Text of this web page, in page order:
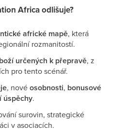
Africa odlišuje?
africké mapě, která
rozmanitostí.
určených k přepravě, z
pro tento scénář.
, novéosobnosti, bonusové
úspěchy.
surovin, strategické
v asociacích.